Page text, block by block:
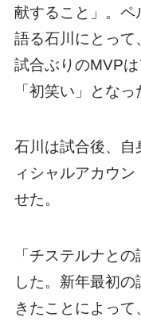
献すること」。ペ
語る石川にとって
試合ぶりのMVP
「初笑い」となっ
石川は試合後、自
ィシャルアカウ
せた。
「チステルナと
した。新年最初
きたことによっ